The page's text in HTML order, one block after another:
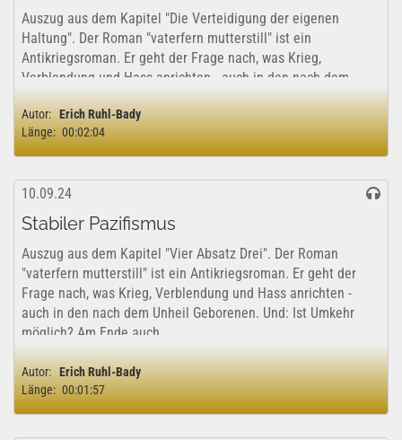
Auszug aus dem Kapitel "Die Verteidigung der eigenen
Haltung". Der Roman "vaterfern mutterstill" ist ein
Antikriegsroman. Er geht der Frage nach, was Krieg,
Verblendung und Hass anrichten - auch in den nach dem
Unheil Geborenen. Und: Ist Umkehr möglich?...
Autor: Erich Ruhl-Bady
Länge: 00:02:04
10.09.24
Stabiler Pazifismus
Auszug aus dem Kapitel "Vier Absatz Drei". Der Roman
"vaterfern mutterstill" ist ein Antikriegsroman. Er geht der
Frage nach, was Krieg, Verblendung und Hass anrichten -
auch in den nach dem Unheil Geborenen. Und: Ist Umkehr
möglich? Am Ende auch...
Autor: Erich Ruhl-Bady
Länge: 00:01:57